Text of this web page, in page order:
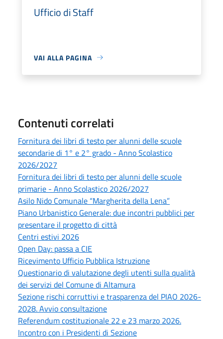
Ufficio di Staff
VAI ALLA PAGINA
Contenuti correlati
Fornitura dei libri di testo per alunni delle scuole
secondarie di 1° e 2° grado - Anno Scolastico
2026/2027
Fornitura dei libri di testo per alunni delle scuole
primarie - Anno Scolastico 2026/2027
Asilo Nido Comunale “Margherita della Lena”
Piano Urbanistico Generale: due incontri pubblici per
presentare il progetto di città
Centri estivi 2026
Open Day: passa a CIE
Ricevimento Ufficio Pubblica Istruzione
Questionario di valutazione degli utenti sulla qualità
dei servizi del Comune di Altamura
Sezione rischi corruttivi e trasparenza del PIAO 2026-
2028. Avvio consultazione
Referendum costituzionale 22 e 23 marzo 2026.
Incontro con i Presidenti di Sezione